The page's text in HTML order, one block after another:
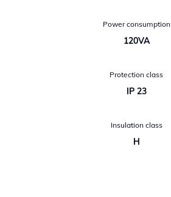
Power consumption
120VA
Protection class
IP 23
Insulation class
H